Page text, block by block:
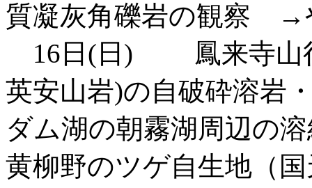
質凝灰角礫岩の観察 →
16日(日) 鳳来寺山
英安山岩)の自破砕溶岩
ダム湖の朝霧湖周辺の
黄柳野のツゲ自生地（